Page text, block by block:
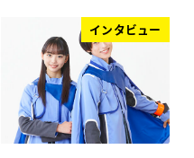
インタビュー